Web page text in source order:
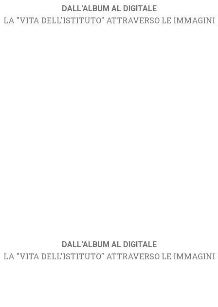
DALL'ALBUM AL DIGITALE
LA "VITA DELL'ISTITUTO" ATTRAVERSO LE IMMAGINI
DALL'ALBUM AL DIGITALE
LA "VITA DELL'ISTITUTO" ATTRAVERSO LE IMMAGINI